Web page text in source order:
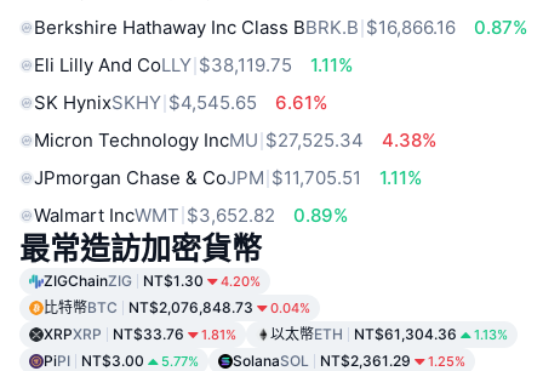
Berkshire Hathaway Inc Class BBRK.B $16,866.16
0.87%
Eli Lilly And CoLLY $38,119.75
1.11%
SK HynixSKHY $4,545.65
6.61%
Micron Technology IncMU $27,525.34
4.38%
JPmorgan Chase & CoJPM $11,705.51
1.11%
Walmart IncWMT $3,652.82 0.89%
最常造訪加密貨幣
ZIGChainZIG NT$1.30 4.20%
比特幣BTC NT$2,076,848.73 0.04%
XRPXRP NT$33.76 1.81% 以太幣ETH NT$61,304.36 1.13%
PiPI NT$3.00 5.77% SolanaSOL NT$2,361.29 1.25%